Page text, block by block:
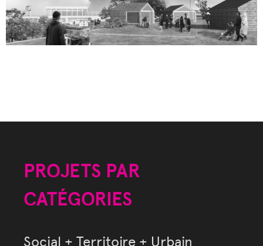
PROJETS PAR
CATÉGORIES
Social + Territoire + Urbain